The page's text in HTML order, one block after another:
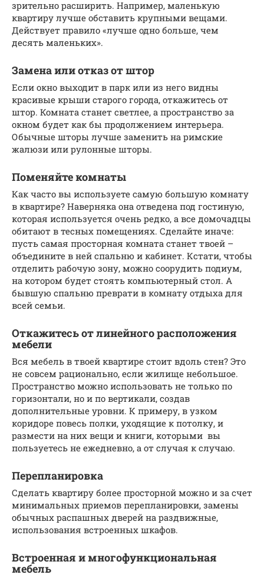
зрительно расширить. Например, маленькую
квартиру лучше обставить крупными вещами.
Действует правило «лучше одно больше, чем
десять маленьких».
Замена или отказ от штор
Если окно выходит в парк или из него видны
красивые крыши старого города, откажитесь от
штор. Комната станет светлее, а пространство за
окном будет как бы продолжением интерьера.
Обычные шторы лучше заменить на римские
жалюзи или рулонные шторы.
Поменяйте комнаты
Как часто вы используете самую большую комнату
в квартире? Наверняка она отведена под гостиную,
которая используется очень редко, а все домочадцы
обитают в тесных помещениях. Сделайте иначе:
пусть самая просторная комната станет твоей –
объедините в ней спальню и кабинет. Кстати, чтобы
отделить рабочую зону, можно соорудить подиум,
на котором будет стоять компьютерный стол. А
бывшую спальню преврати в комнату отдыха для
всей семьи.
Откажитесь от линейного расположения
мебели
Вся мебель в твоей квартире стоит вдоль стен? Это
не совсем рационально, если жилище небольшое.
Пространство можно использовать не только по
горизонтали, но и по вертикали, создав
дополнительные уровни. К примеру, в узком
коридоре повесь полки, уходящие к потолку, и
размести на них вещи и книги, которыми вы
пользуетесь не ежедневно, а от случая к случаю.
Перепланировка
Сделать квартиру более просторной можно и за счет
минимальных приемов перепланировки, замены
обычных распашных дверей на раздвижные,
использования встроенных шкафов.
Встроенная и многофункциональная
мебель